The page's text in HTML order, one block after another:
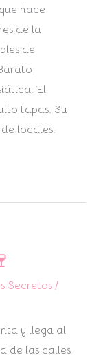
hace
de la
de
El
tapas. Su
locales.
Secretos/
y llega al
de las calles